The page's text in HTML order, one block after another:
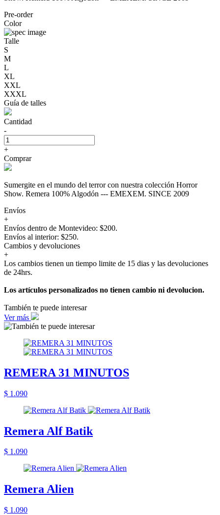
Pre-order
Color
Talle
S
M
L
XL
XXL
XXXL
Guía de talles
Cantidad
-
+
Comprar
Sumergite en el mundo del terror con nuestra colección Horror
Show. Remera 100% Algodón --- EMEXEM. SINCE 2009
Envíos
+
Envíos dentro de Montevideo: $200.
Envíos al interior: $250.
Cambios y devoluciones
+
Los cambios tienen un tiempo limite de 15 dias y las devoluciones
de 24hrs.
Los artículos personalizados no tienen cambio ni devolucion.
También te puede interesar
Ver más
REMERA 31 MINUTOS
$ 1.090
Remera Alf Batik
$ 1.090
Remera Alien
$ 1.090